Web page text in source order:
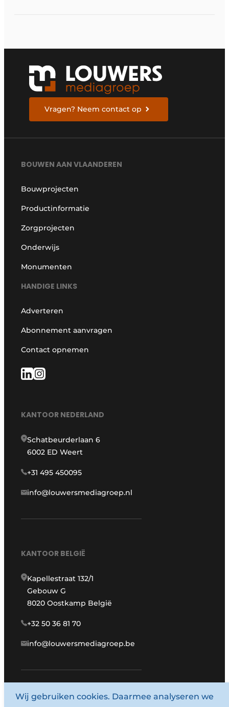
Vragen? Neem contact op
BOUWEN AAN VLAANDEREN
Bouwprojecten
Productinformatie
Zorgprojecten
Onderwijs
Monumenten
HANDIGE LINKS
Adverteren
Abonnement aanvragen
Contact opnemen
KANTOOR NEDERLAND
Schatbeurderlaan 6
6002 ED Weert
+31 495 450095
info@louwersmediagroep.nl
KANTOOR BELGIË
Kapellestraat 132/1
Gebouw G
8020 Oostkamp België
+32 50 36 81 70
info@louwersmediagroep.be
www.louwersmediagroep.com
Wij gebruiken cookies. Daarmee analyseren we